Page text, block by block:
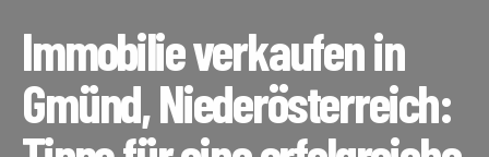
Immobilie verkaufen in
Gmünd, Niederösterreich: